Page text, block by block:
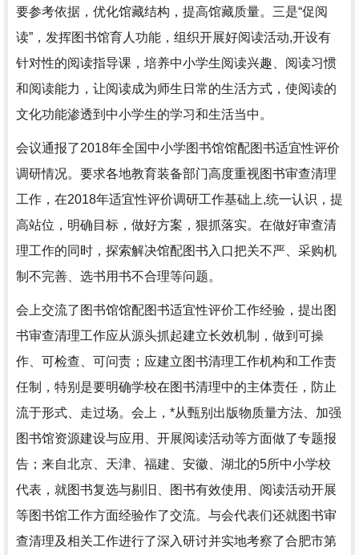
要参考依据，优化馆藏结构，提高馆藏质量。三是“促阅
读”，发挥图书馆育人功能，组织开展好阅读活动,开设有
针对性的阅读指导课，培养中小学生阅读兴趣、阅读习惯
和阅读能力，让阅读成为师生日常的生活方式，使阅读的
文化功能渗透到中小学生的学习和生活当中。
会议通报了2018年全国中小学图书馆馆配图书适宜性评价
调研情况。要求各地教育装备部门高度重视图书审查清理
工作，在2018年适宜性评价调研工作基础上,统一认识，提
高站位，明确目标，做好方案，狠抓落实。在做好审查清
理工作的同时，探索解决馆配图书入口把关不严、采购机
制不完善、选书用书不合理等问题。
会上交流了图书馆馆配图书适宜性评价工作经验，提出图
书审查清理工作应从源头抓起建立长效机制，做到可操
作、可检查、可问责；应建立图书清理工作机构和工作责
任制，特别是要明确学校在图书清理中的主体责任，防止
流于形式、走过场。会上，*从甄别出版物质量方法、加强
图书馆资源建设与应用、开展阅读活动等方面做了专题报
告；来自北京、天津、福建、安徽、湖北的5所中小学校
代表，就图书复选与剔旧、图书有效使用、阅读活动开展
等图书馆工作方面经验作了交流。与会代表们还就图书审
查清理及相关工作进行了深入研讨并实地考察了合肥市第